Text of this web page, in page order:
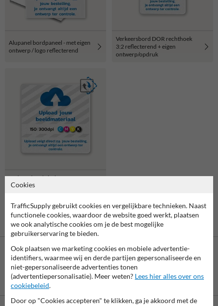
Alupanel bordpaneel - met eigen
ontwerp / logo reflecterend
Verkeersbord DOR rechthoek
3:2 reflecterend + eigen
ontwerp/opdruk
Verkeersbord vierkant
reflecterend + eigen
Betaling achteraf
Cookies
TrafficSupply gebruikt cookies en vergelijkbare technieken. Naast
functionele cookies, waardoor de website goed werkt, plaatsen
we ook analytische cookies om je de best mogelijke
gebruikerservaring te bieden.
Ook plaatsen we marketing cookies en mobiele advertentie-
identifiers, waarmee wij en derde partijen gepersonaliseerde en
niet-gepersonaliseerde advertenties tonen
(advertentiepersonalisatie). Meer weten? Lees hier alles over ons
cookiebeleid.
Door op "Cookies accepteren" te klikken, ga je akkoord met de